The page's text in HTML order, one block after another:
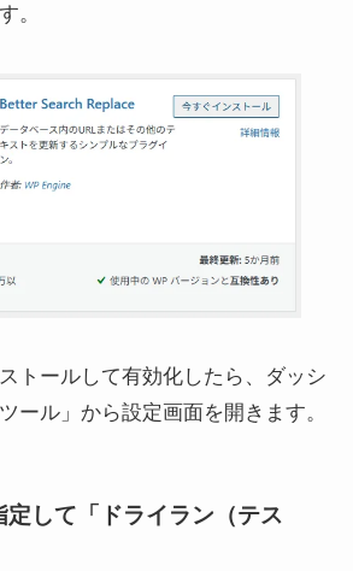
。
トールして有効化したら、ダッシ
ール」から設定画面を開きます。
して「ドライラン（テス